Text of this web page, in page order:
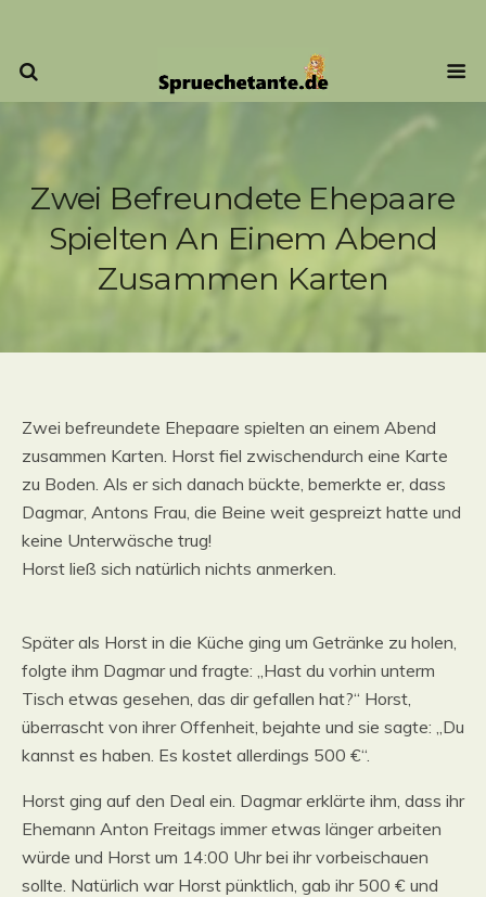
Zwei Befreundete Ehepaare
Spielten An Einem Abend
Zusammen Karten
Zwei befreundete Ehepaare spielten an einem Abend
zusammen Karten. Horst fiel zwischendurch eine Karte
zu Boden. Als er sich danach bückte, bemerkte er, dass
Dagmar, Antons Frau, die Beine weit gespreizt hatte und
keine Unterwäsche trug!
Horst ließ sich natürlich nichts anmerken.
Später als Horst in die Küche ging um Getränke zu holen,
folgte ihm Dagmar und fragte: „Hast du vorhin unterm
Tisch etwas gesehen, das dir gefallen hat?“ Horst,
überrascht von ihrer Offenheit, bejahte und sie sagte: „Du
kannst es haben. Es kostet allerdings 500 €“.
Horst ging auf den Deal ein. Dagmar erklärte ihm, dass ihr
Ehemann Anton Freitags immer etwas länger arbeiten
würde und Horst um 14:00 Uhr bei ihr vorbeischauen
sollte. Natürlich war Horst pünktlich, gab ihr 500 € und